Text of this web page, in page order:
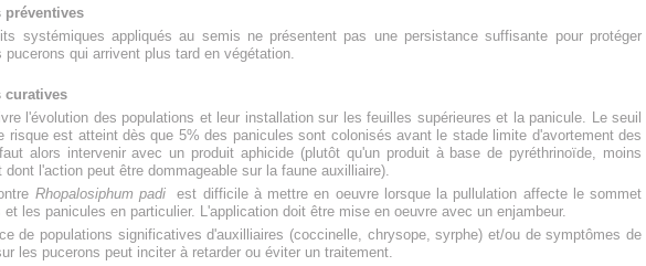
systémiques appliqués au semis ne présentent pas une persistance suffisante pour protéger
pucerons qui arrivent plus tard en végétation.
curatives
l'évolution des populations et leur installation sur les feuilles supérieures et la panicule. Le seuil
risque est atteint dès que 5% des panicules sont colonisés avant le stade limite d'avortement des
alors intervenir avec un produit aphicide (plutôt qu'un produit à base de pyréthrinoïde, moins
l'action peut être dommageable sur la faune auxilliaire).
Rhopalosiphum padiest difficile à mettre en oeuvre lorsque la pullulation affecte le sommet
et les panicules en particulier. L'application doit être mise en oeuvre avec un enjambeur.
de populations significatives d'auxilliaires (coccinelle, chrysope, syrphe) et/ou de symptômes de
les pucerons peut inciter à retarder ou éviter un traitement.